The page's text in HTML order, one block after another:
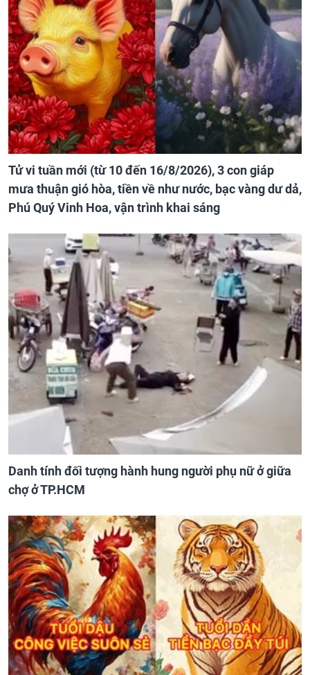
Tử vi tuần mới (từ 10 đến 16/8/2026), 3 con giáp
mưa thuận gió hòa, tiền về như nước, bạc vàng dư dả,
Phú Quý Vinh Hoa, vận trình khai sáng
Danh tính đối tượng hành hung người phụ nữ ở giữa
chợ ở TP.HCM